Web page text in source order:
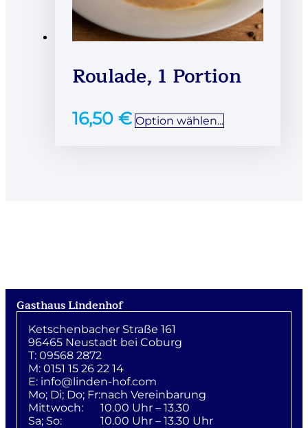
Roulade, 1 Portion
16,50 € Option wählen...
Gasthaus Lindenhof
Ketschenbacher Straße 161
96465 Neustadt bei Coburg
T: 09568 2872
M: 0151 15 26 22 14
E: info@linden-hof.com
Mo; Di; Do; Fr:
Mittwoch:
Sa; So:
nach Vereinbarung
10.00 Uhr – 13.30
10.00 Uhr – 13.30 Uhr